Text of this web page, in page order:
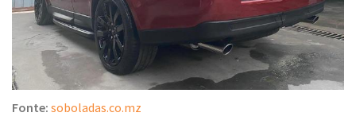
Fonte: soboladas.co.mz